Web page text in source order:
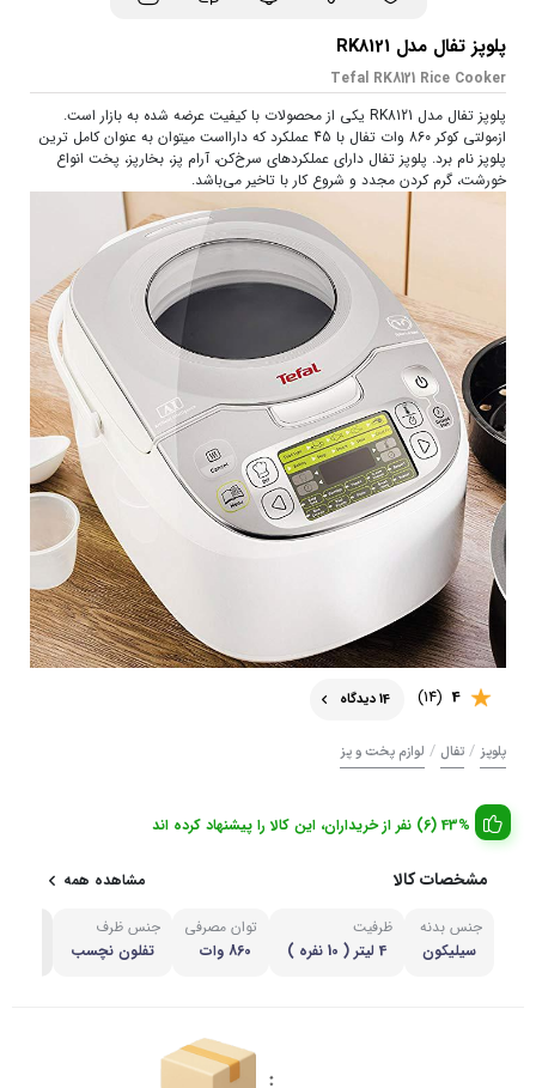
پلوپز تفال مدل RK8121
Tefal RK8121 Rice Cooker
پلوپز تفال مدل RK8121 یکی از محصولات با کیفیت عرضه شده به بازار است.
ازمولتی کوکر 860 وات تفال با 45 عملکرد که دارااست میتوان به عنوان کامل ترین
پلوپز نام برد. پلوپز تفال دارای عملکردهای سرخ‌کن، آرام پز، بخارپز، پخت انواع
خورشت، گرم کردن مجدد و شروع کار با تاخیر می‌باشد.
4
(14) 14 دیدگاه
پلوپز / تفال / لوازم پخت و پز
43% (6) نفر از خریداران، این کالا را پیشنهاد کرده اند
مشخصات کالا مشاهده همه
جنس بدنه
سیلیکون
ظرفیت
4 لیتر ( 10 نفره )
توان مصرفی
860 وات
جنس ظرف
تفلون نچسب